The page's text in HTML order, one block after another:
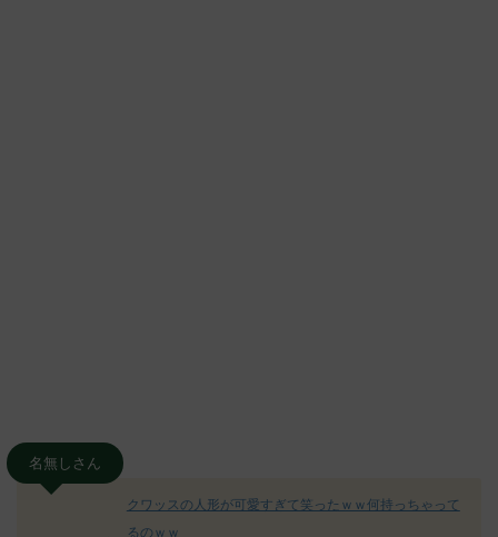
名無しさん
クワッスの人形が可愛すぎて笑ったｗｗ何持っちゃって
るのｗｗ